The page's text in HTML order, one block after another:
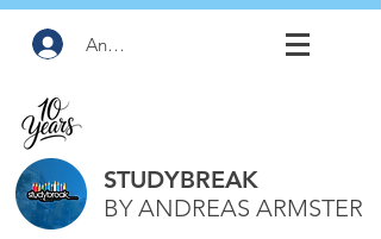
Anmelden
STUDYBREAK
BY ANDREAS ARMSTER